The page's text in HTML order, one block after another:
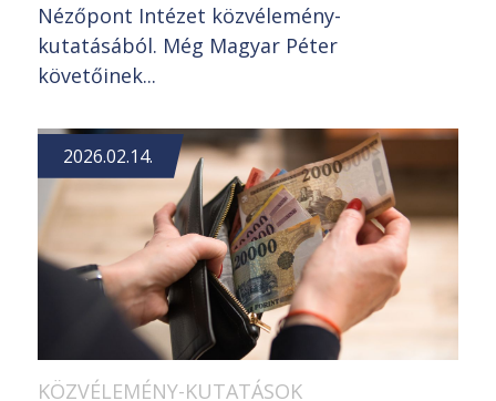
Nézőpont Intézet közvélemény-
kutatásából. Még Magyar Péter
követőinek...
2026.02.14.
KÖZVÉLEMÉNY-KUTATÁSOK